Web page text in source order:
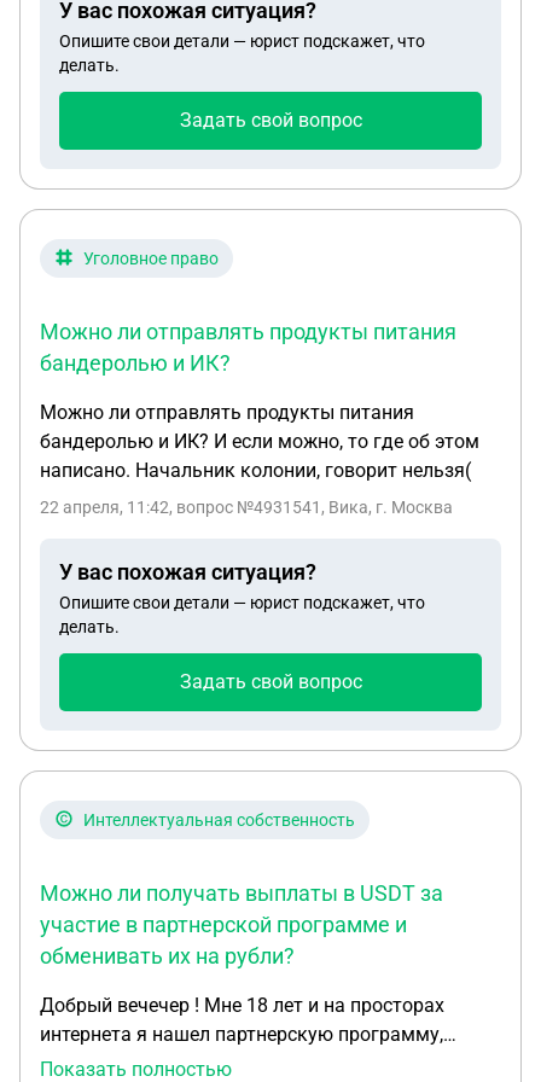
свидетельстве написано что годен с
незначительными ограничениями, на мед.
обследование не направили, документы не
призванную комиссию, они ответили что на
в весенний призыв, дату сообщим дополнительно.
исполняется 30 июня. Он сейчас учится в школе,
после 18 лет? И как быть, если они они признают
его годным после кмо? Они смогут его призвать в
имея отсрочку поменять категорию на В и
получить военный билет?
У вас похожая ситуация?
Опишите свои детали — юрист подскажет, что
делать.
Задать свой вопрос
Уголовное право
Можно ли отправлять продукты питания
бандеролью и ИК?
Можно ли отправлять продукты питания
бандеролью и ИК? И если можно, то где об этом
написано. Начальник колонии, говорит нельзя(
22 апреля, 11:42, вопрос №4931541, Вика, г. Москва
У вас похожая ситуация?
Опишите свои детали — юрист подскажет, что
делать.
Задать свой вопрос
Интеллектуальная собственность
Можно ли получать выплаты в USDT за
участие в партнерской программе и
обменивать их на рубли?
Добрый вечечер ! Мне 18 лет и на просторах
интернета я нашел партнерскую программу,
которая выплачивает денежные вознаграждения
Показать полностью